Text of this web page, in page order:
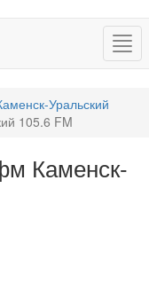
Уральский
105.6 FM
Каменск-